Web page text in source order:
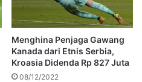
Menghina Penjaga Gawang
Kanada dari Etnis Serbia,
Kroasia Didenda Rp 827 Juta
08/12/2022